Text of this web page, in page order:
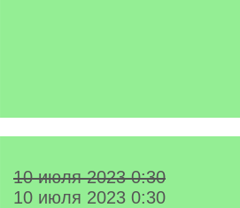
10 июля 2023 0:30
10 июля 2023 0:30